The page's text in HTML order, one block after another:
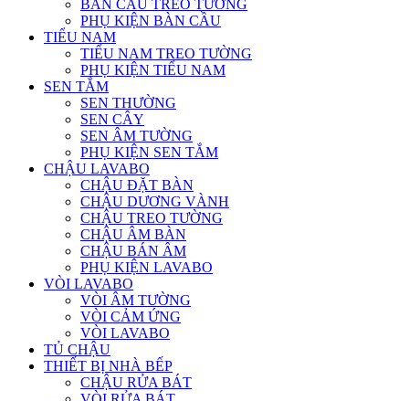
BÀN CẦU TREO TƯỜNG
PHỤ KIỆN BÀN CẦU
TIỂU NAM
TIỂU NAM TREO TƯỜNG
PHỤ KIỆN TIỂU NAM
SEN TẮM
SEN THƯỜNG
SEN CÂY
SEN ÂM TƯỜNG
PHỤ KIỆN SEN TẮM
CHẬU LAVABO
CHẬU ĐẶT BÀN
CHẬU DƯƠNG VÀNH
CHẬU TREO TƯỜNG
CHẬU ÂM BÀN
CHẬU BÁN ÂM
PHỤ KIỆN LAVABO
VÒI LAVABO
VÒI ÂM TƯỜNG
VÒI CẢM ỨNG
VÒI LAVABO
TỦ CHẬU
THIẾT BỊ NHÀ BẾP
CHẬU RỬA BÁT